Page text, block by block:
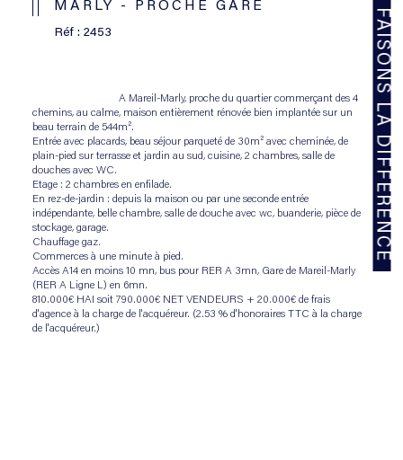
NOUS FAISONS LA DIFFÉRENCE
MARLY - PROCHE GARE
Réf : 2453
chemins, au calme, maison entièrement rénovée bien implantée sur un
beau terrain de 544m².
Entrée avec placards, beau séjour parqueté de 30m² avec cheminée, de
plain-pied sur terrasse et jardin au sud, cuisine, 2 chambres, salle de
douches avec WC.
Etage : 2 chambres en enfilade.
En rez-de-jardin : depuis la maison ou par une seconde entrée
indépendante, belle chambre, salle de douche avec wc, buanderie, pièce de
stockage, garage.
Chauffage gaz.
Commerces à une minute à pied.
Accès A14 en moins 10 mn, bus pour RER A 3mn, Gare de Mareil-Marly
(RER A Ligne L) en 6mn.
810.000€ HAI soit 790.000€ NET VENDEURS + 20.000€ de frais
d'agence à la charge de l'acquéreur. (2.53 % d'honoraires TTC à la charge
de l'acquéreur.)